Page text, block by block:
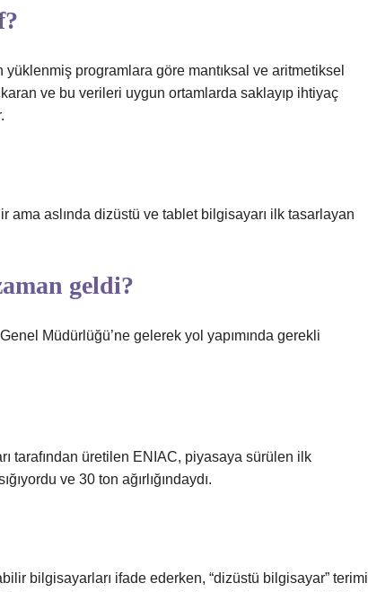
programlara göre mantıksal ve aritmetiksel
ve bu verileri uygun ortamlarda saklayıp ihtiyaç
ama aslında dizüstü ve tablet bilgisayarı ilk tasarlayan
geldi?
Müdürlüğü’ne gelerek yol yapımında gerekli
tarafından üretilen ENIAC, piyasaya sürülen ilk
ve 30 ton ağırlığındaydı.
bilgisayarları ifade ederken, “dizüstü bilgisayar” terimi